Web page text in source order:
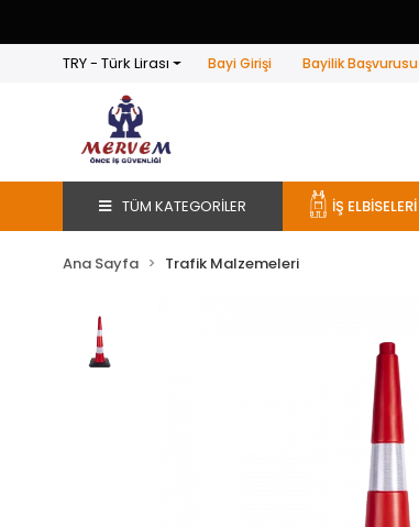
TRY - Türk Lirası Bayi Girişi Bayilik Başvurusu
TÜM KATEGORİLER İŞ ELBİSELERİ
Ana Sayfa Trafik Malzemeleri